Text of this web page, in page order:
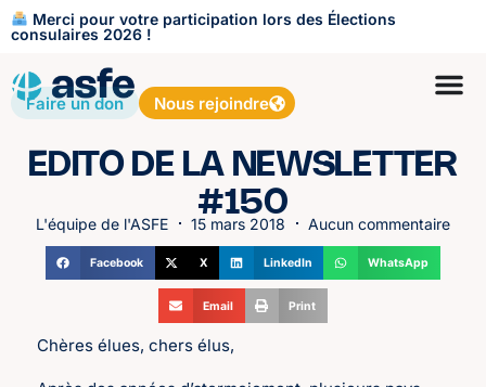
Merci pour votre participation lors des Élections
consulaires 2026 !
Faire un don Nous rejoindre
EDITO DE LA NEWSLETTER
#150
L'équipe de l'ASFE 15 mars 2018 Aucun commentaire
Facebook X LinkedIn WhatsApp
Email Print
Chères élues, chers élus,